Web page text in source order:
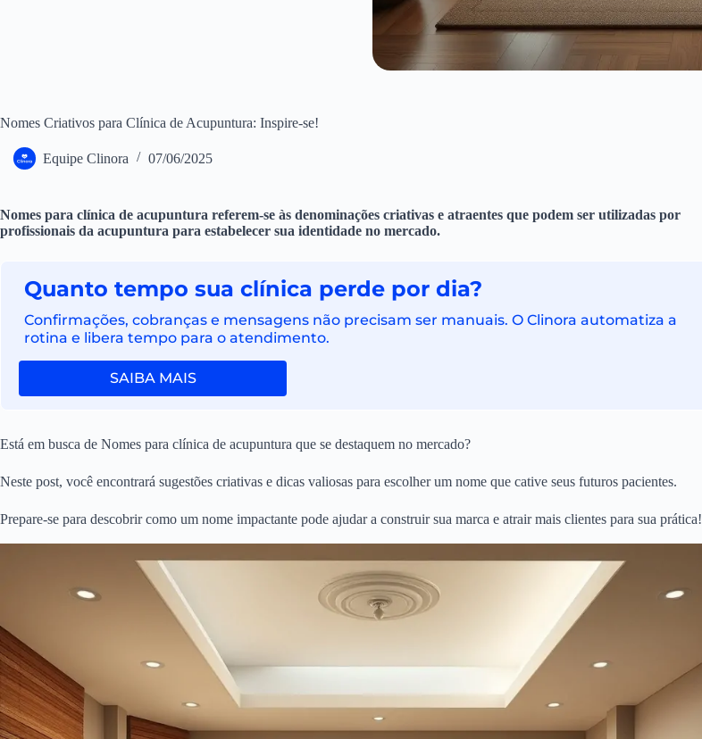
Nomes Criativos para Clínica de Acupuntura: Inspire-se!
Equipe Clinora 07/06/2025
Nomes para clínica de acupuntura referem-se às denominações criativas e atraentes que podem ser utilizadas por
profissionais da acupuntura para estabelecer sua identidade no mercado.
Quanto tempo sua clínica perde por dia?
Confirmações, cobranças e mensagens não precisam ser manuais. O Clinora automatiza a
rotina e libera tempo para o atendimento.
SAIBA MAIS
Está em busca de Nomes para clínica de acupuntura que se destaquem no mercado?
Neste post, você encontrará sugestões criativas e dicas valiosas para escolher um nome que cative seus futuros pacientes.
Prepare-se para descobrir como um nome impactante pode ajudar a construir sua marca e atrair mais clientes para sua prática!